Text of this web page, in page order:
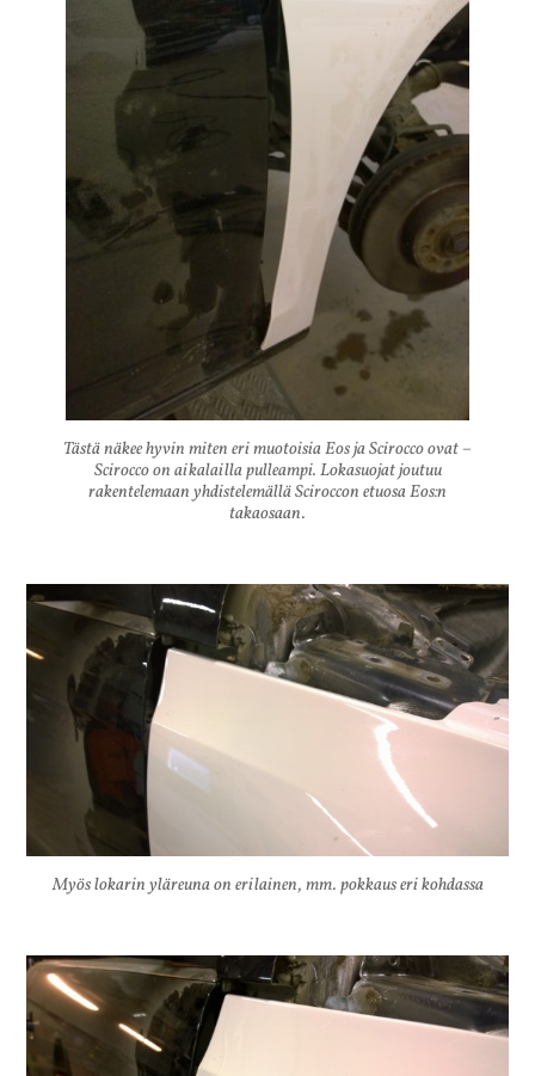
Tästä näkee hyvin miten eri muotoisia Eos ja Scirocco ovat –
Scirocco on aikalailla pulleampi. Lokasuojat joutuu
rakentelemaan yhdistelemällä Sciroccon etuosa Eos:n
takaosaan.
Myös lokarin yläreuna on erilainen, mm. pokkaus eri kohdassa